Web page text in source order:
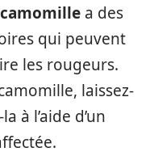
camomille a des
qui peuvent
les rougeurs.
laissez-
à l’aide d’un